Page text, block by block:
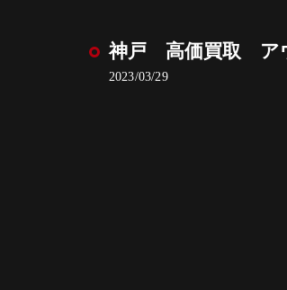
神戸 高価買取 ア
2023/03/29